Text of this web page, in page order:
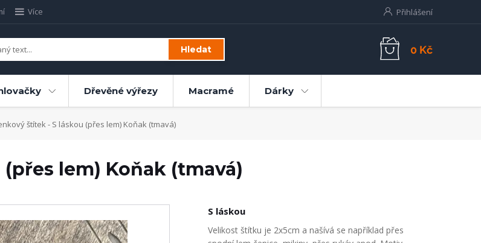
Více Přihlášení
Hledat 0 Kč
Dřevěné výřezy Macramé Dárky
štítek - S láskou (přes lem) Koňak (tmavá)
lem) Koňak (tmavá)
S láskou
Velikost štítku je 2x5cm a našívá se například přes